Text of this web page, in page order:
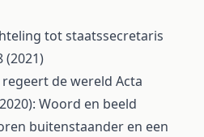
tot staatssecretaris
(2021)
de wereld Acta
Woord en beeld
buitenstaander en een